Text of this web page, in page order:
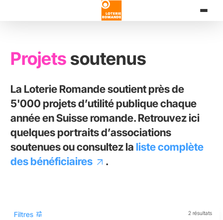
Projetssoutenus
La Loterie Romande soutient près de
5'000 projets d’utilité publique chaque
année en Suisse romande. Retrouvez ici
quelques portraits d’associations
soutenues ou consultez la liste complète
des bénéficiaires
.
Filtres tune 2 résultats